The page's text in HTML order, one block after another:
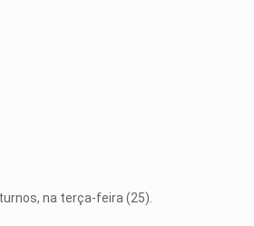
na terça-feira (25).